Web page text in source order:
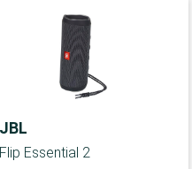
JBL
Flip Essential 2